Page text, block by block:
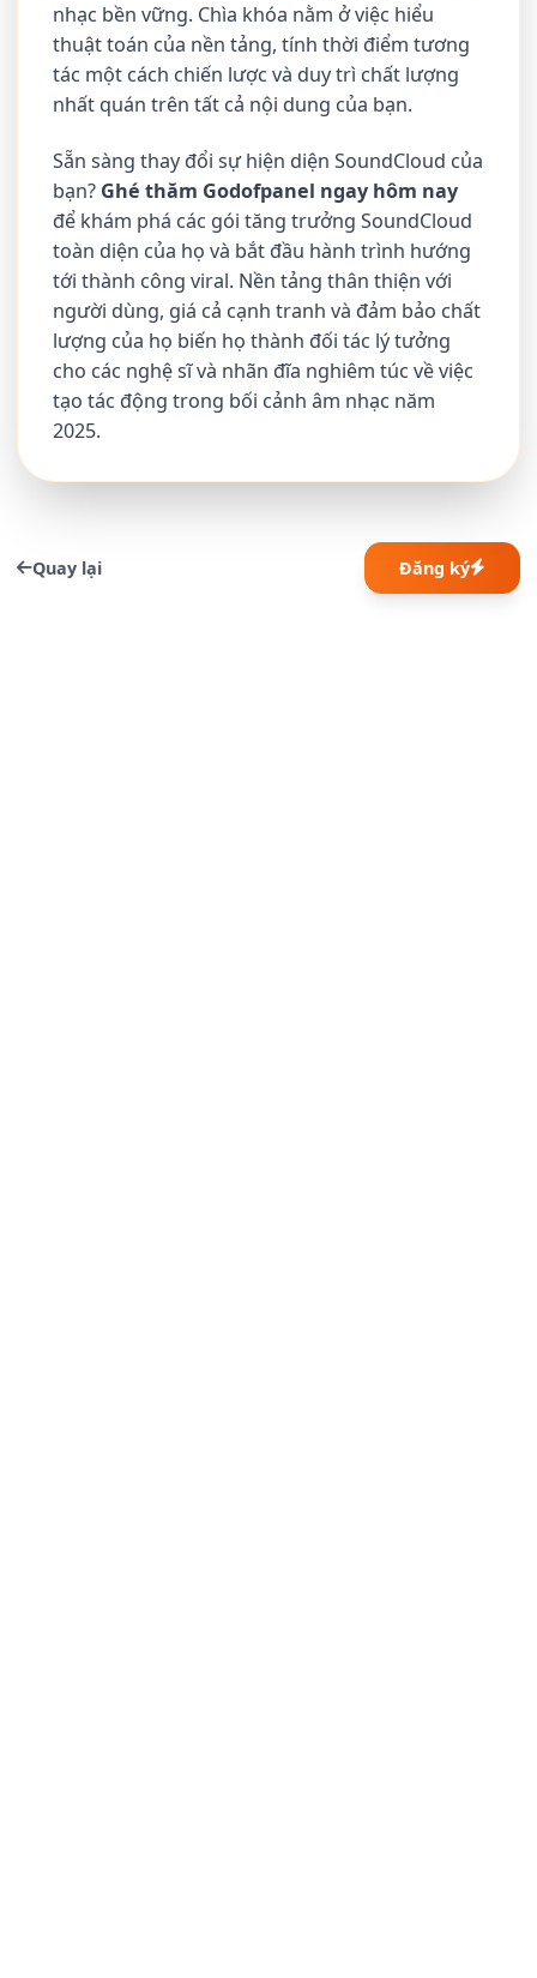
nhạc bền vững. Chìa khóa nằm ở việc hiểu
thuật toán của nền tảng, tính thời điểm tương
tác một cách chiến lược và duy trì chất lượng
nhất quán trên tất cả nội dung của bạn.
Sẵn sàng thay đổi sự hiện diện SoundCloud của
bạn? Ghé thăm Godofpanel ngay hôm nay
để khám phá các gói tăng trưởng SoundCloud
toàn diện của họ và bắt đầu hành trình hướng
tới thành công viral. Nền tảng thân thiện với
người dùng, giá cả cạnh tranh và đảm bảo chất
lượng của họ biến họ thành đối tác lý tưởng
cho các nghệ sĩ và nhãn đĩa nghiêm túc về việc
tạo tác động trong bối cảnh âm nhạc năm
2025.
Quay lại Đăng ký